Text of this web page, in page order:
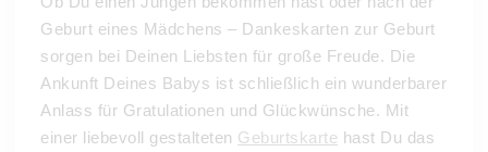
Geburt eines Mädchens – Dankeskarten zur Geburt
sorgen bei Deinen Liebsten für große Freude. Die
Ankunft Deines Babys ist schließlich ein wunderbarer
Anlass für Gratulationen und Glückwünsche. Mit
einer liebevoll gestalteten Geburtskarte hast Du das